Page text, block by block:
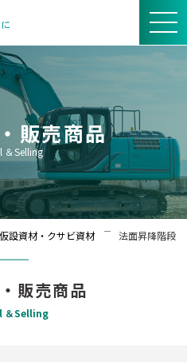
販売商品
＆Selling
仮設資材・クサビ資材 法面昇降階段
販売商品
＆Selling